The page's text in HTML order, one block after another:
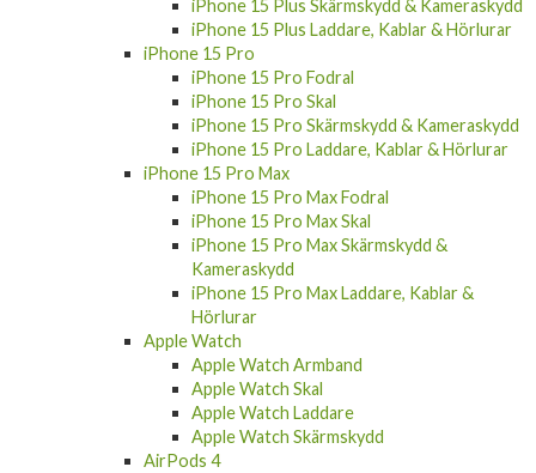
iPhone 15 Plus Skärmskydd & Kameraskydd
iPhone 15 Plus Laddare, Kablar & Hörlurar
iPhone 15 Pro
iPhone 15 Pro Fodral
iPhone 15 Pro Skal
iPhone 15 Pro Skärmskydd & Kameraskydd
iPhone 15 Pro Laddare, Kablar & Hörlurar
iPhone 15 Pro Max
iPhone 15 Pro Max Fodral
iPhone 15 Pro Max Skal
iPhone 15 Pro Max Skärmskydd &
Kameraskydd
iPhone 15 Pro Max Laddare, Kablar &
Hörlurar
Apple Watch
Apple Watch Armband
Apple Watch Skal
Apple Watch Laddare
Apple Watch Skärmskydd
AirPods 4